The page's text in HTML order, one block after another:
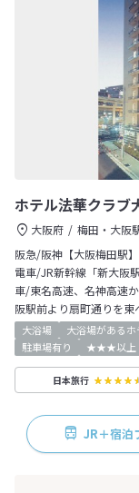
ホテル法華クラブ
大阪府 梅田・大阪
阪急/阪神【大阪梅田駅
電車/JR新幹線「新大阪
車/東名高速、名神高速
阪駅前より扇町通りを東
大浴場 大浴場があるホ
駐車場有り
★★★以上
日本旅行
JR＋宿泊